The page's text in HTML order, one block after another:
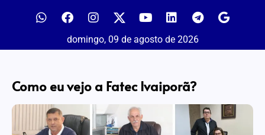
domingo, 09 de agosto de 2026
Como eu vejo a Fatec Ivaiporã?